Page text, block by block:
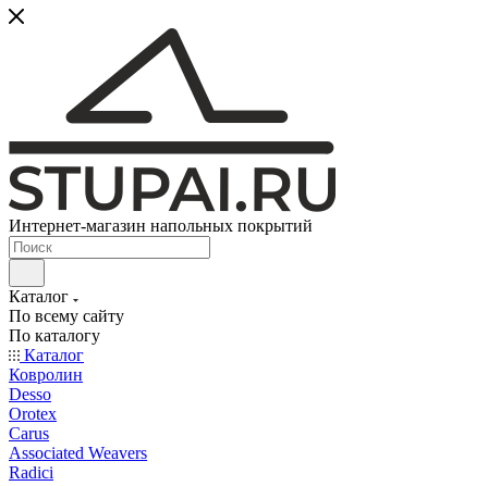
Интернет-магазин напольных покрытий
Каталог
По всему сайту
По каталогу
Каталог
Ковролин
Desso
Orotex
Carus
Associated Weavers
Radici